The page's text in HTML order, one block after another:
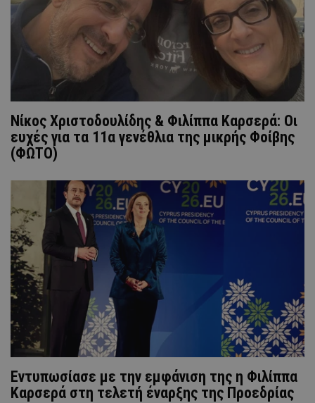
Nίκος Χριστοδουλίδης & Φιλίππα Καρσερά: Οι
ευχές για τα 11α γενέθλια της μικρής Φοίβης
(ΦΩΤΟ)
Εντυπωσίασε με την εμφάνιση της η Φιλίππα
Καρσερά στη τελετή έναρξης της Προεδρίας